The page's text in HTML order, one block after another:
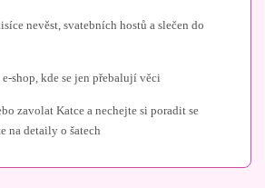
nevěst, svatebních hostů a slečen do
shop, kde se jen přebalují věci
zavolat Katce a nechejte si poradit se
na detaily o šatech